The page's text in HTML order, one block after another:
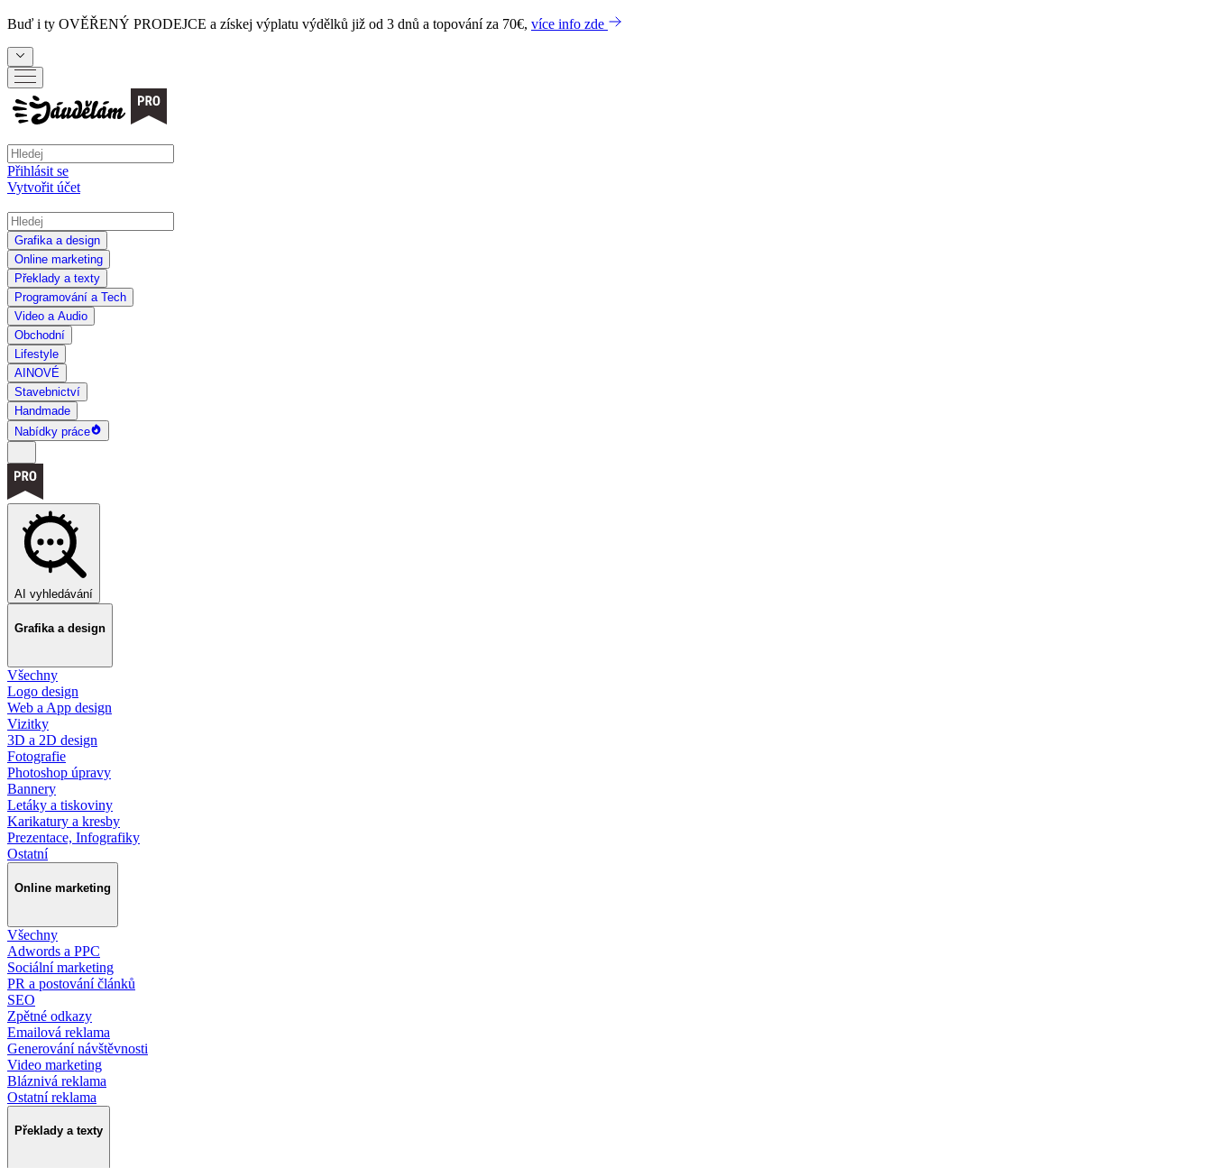
Buď i ty OVĚŘENÝ PRODEJCE a získej výplatu výdělků již od 3 dnů a topování za 70€, více info zde
Přihlásit se
Vytvořit účet
Grafika a design
Online marketing
Překlady a texty
Programování a Tech
Video a Audio
Obchodní
Lifestyle
AI NOVÉ
Stavebnictví
Handmade
Nabídky práce
AI vyhledávání
Grafika a design
Všechny
Logo design
Web a App design
Vizitky
3D a 2D design
Fotografie
Photoshop úpravy
Bannery
Letáky a tiskoviny
Karikatury a kresby
Prezentace, Infografiky
Ostatní
Online marketing
Všechny
Adwords a PPC
Sociální marketing
PR a postování článků
SEO
Zpětné odkazy
Emailová reklama
Generování návštěvnosti
Video marketing
Bláznivá reklama
Ostatní reklama
Překlady a texty